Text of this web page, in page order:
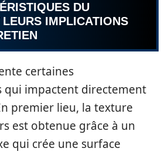
DU
IMPLICATIONS
certaines
qui impactent directement
premier lieu, la texture
est obtenue grâce à un
qui crée une surface